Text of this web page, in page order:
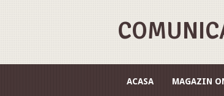
ACASA MAGAZIN